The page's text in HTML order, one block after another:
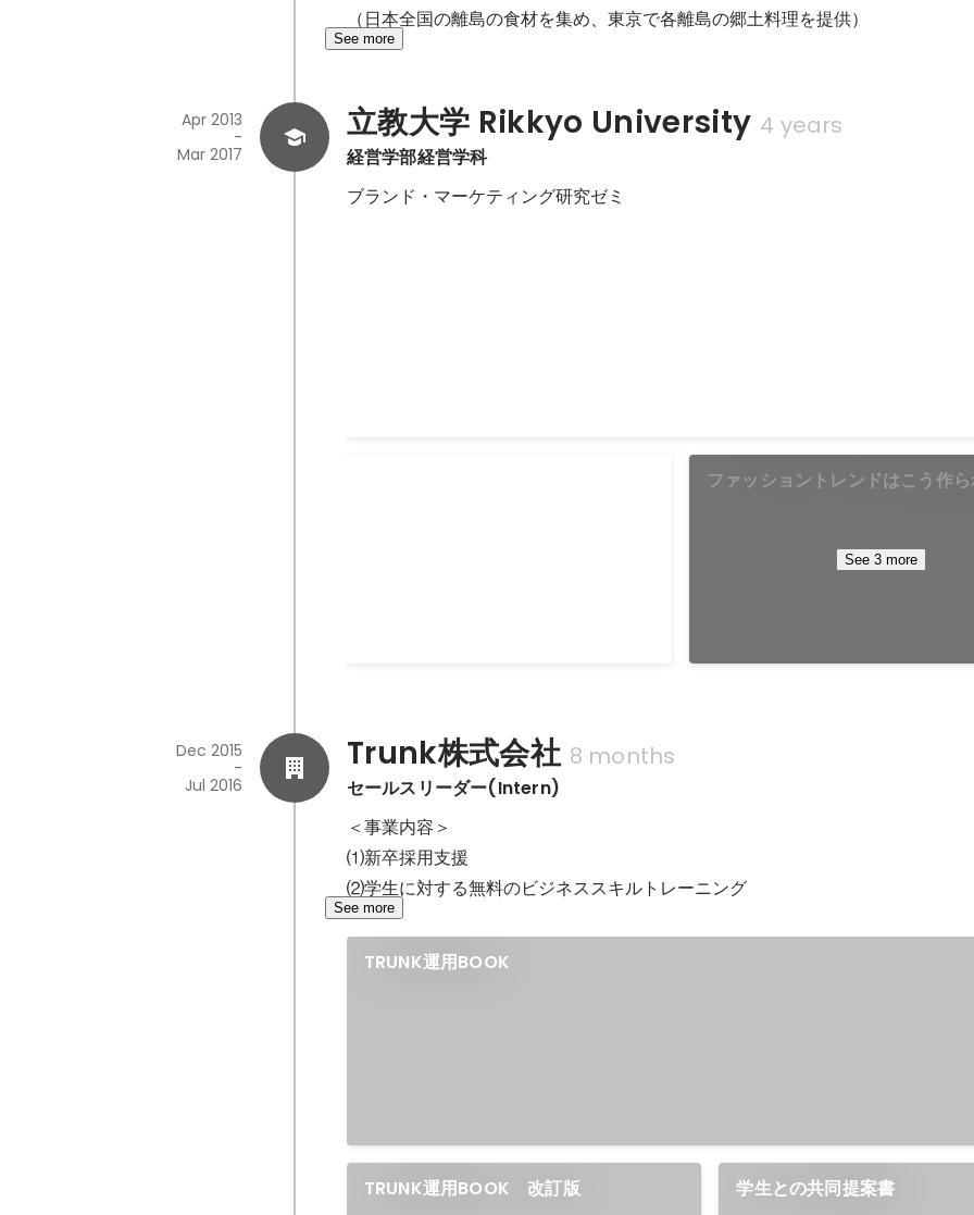
（日本全国の離島の食材を集め、東京で各離島の郷土料理を提供）
See more
立教大学 Rikkyo University 4 years
経営学部経営学科
Apr 2013
-
Mar 2017
ブランド・マーケティング研究ゼミ
レゼンテーションを行う。 【結果】 全国
から参加した30チームの中で最優秀賞を
受賞し、シリコンバーレー研修に招待され
ファッショントレンドはこう作
See 3 more
Trunk株式会社 8 months
セールスリーダー(Intern)
Dec 2015
-
Jul 2016
＜事業内容＞
⑴新卒採用支援
⑵学生に対する無料のビジネススキルトレーニング
See more
TRUNK運用BOOK
TRUNK運用BOOK 改訂版 学生との共同提案書